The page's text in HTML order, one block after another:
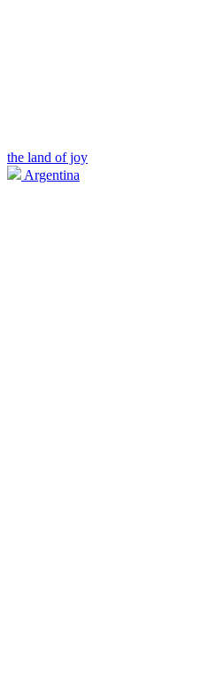
the land of joy
Argentina